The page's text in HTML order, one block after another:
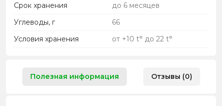
Срок хранения
до 6 месяцев
Углеводы, г
66
Условия хранения
от +10 t° до 22 t°
Полезная информация Отзывы (0)